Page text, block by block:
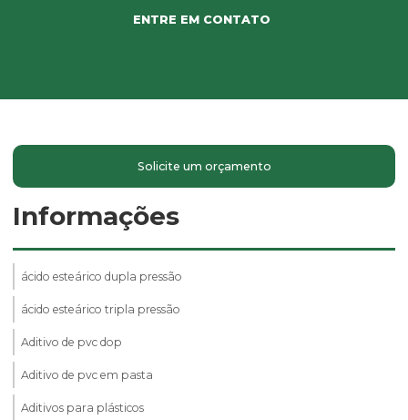
ENTRE EM CONTATO
Solicite um orçamento
Informações
ácido esteárico dupla pressão
ácido esteárico tripla pressão
Aditivo de pvc dop
Aditivo de pvc em pasta
Aditivos para plásticos